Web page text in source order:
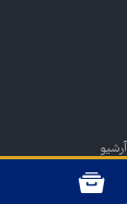
آرشیو